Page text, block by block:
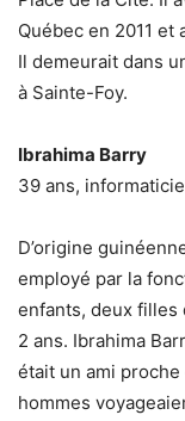
Québec en 2011 et
Il demeurait dans
à Sainte-Foy.
Ibrahima Barry
39 ans,
D’origine
employé par la
enfants, deux filles
2 ans. Ibrahima
était un ami proche
hommes